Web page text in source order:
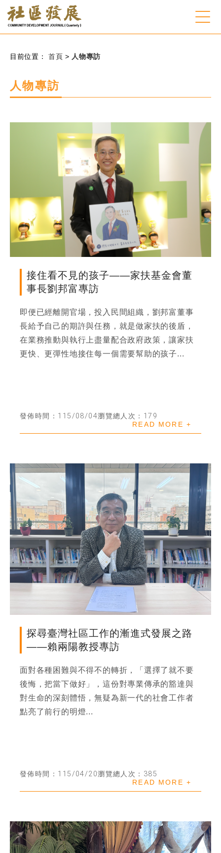
跳到主要內容
客服諮詢
後台登入
鍵
字
搜
尋
輸
入
關
鍵
字
季刊簡介
主題報導
主題座談
特別企劃
各期季刊
歷史文獻
投稿專區
目前位置：首頁> 人物專訪
人物專訪
接住看不見的孩子——家扶基金會董
事長劉邦富專訪
即便已經離開官場，投入民間組織，劉邦富董事
長給予自己的期許與任務，就是做家扶的後盾，
在業務推動與執行上盡量配合政府政策，讓家扶
更快、更彈性地接住每一個需要幫助的孩子...
發佈時間：115/08/04瀏覽總人次：179
READ MORE +
探尋臺灣社區工作的漸進式發展之路
——賴兩陽教授專訪
面對各種困難與不得不的轉折，「選擇了就不要
後悔，把當下做好」，這份對專業傳承的豁達與
對生命的深刻體悟，無疑為新一代的社會工作者
點亮了前行的明燈...
發佈時間：115/04/20瀏覽總人次：385
READ MORE +